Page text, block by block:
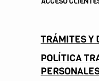
TRÁMITES Y
POLÍTICA